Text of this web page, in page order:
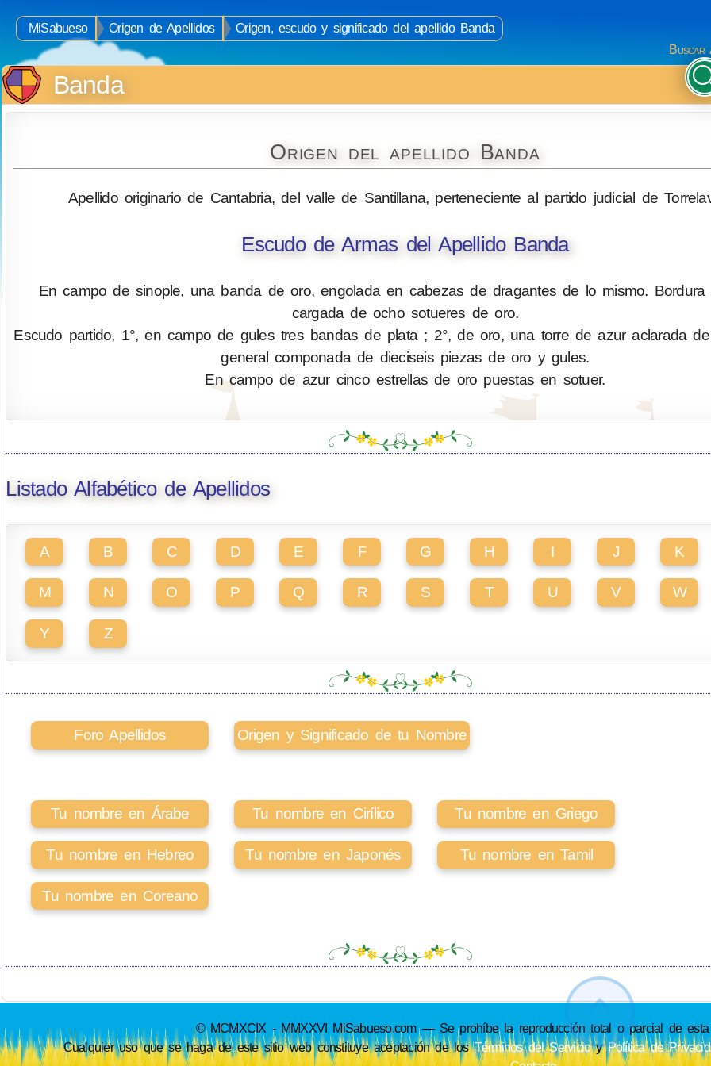
MiSabueso Origen de Apellidos
Origen, escudo y significado del apellido Banda
Buscar
Banda
Origen del apellido Banda
Apellido originario de Cantabria, del valle de Santillana, perteneciente al partido judicial de
Escudo de Armas del Apellido Banda
En campo de sinople, una banda de oro, engolada en cabezas de dragantes de lo mismo. Bordura
cargada de ocho sotueres de oro.
Escudo partido, 1°, en campo de gules tres bandas de plata ; 2°, de oro, una torre de azur aclarada
general componada de dieciseis piezas de oro y gules.
En campo de azur cinco estrellas de oro puestas en sotuer.
Listado Alfabético de Apellidos
A B C D E F G H I J K
M N O P Q R S T U V W
Y Z
Foro Apellidos Origen y Significado de tu Nombre
Tu nombre en Árabe Tu nombre en Cirílico Tu nombre en Griego
Tu nombre en Hebreo Tu nombre en Japonés Tu nombre en Tamil
Tu nombre en Coreano
© MCMXCIX - MMXXVI MiSabueso.com — Se prohíbe la reproducción total o parcial de
Cualquier uso que se haga de este sitio web constituye aceptación de losTérminos del ServicioyPolítica de